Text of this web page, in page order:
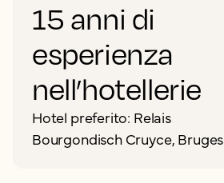
15 anni di
esperienza
nell’hotellerie
Hotel preferito: Relais
Bourgondisch Cruyce, Bruges